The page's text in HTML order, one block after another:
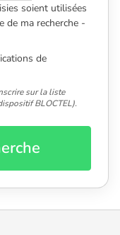
soient utilisées
de ma recherche -
de
sur la liste
BLOCTEL).